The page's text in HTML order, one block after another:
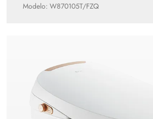
Modelo: W870105T/FZQ